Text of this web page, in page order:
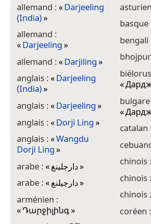
allemand :«Darjeeling
(India)»
allemand :
«Darjeeling»
allemand :«Darjiling»
anglais :«Darjeeling
(India)»
anglais :«Darjeeling»
anglais :«Dorji Ling»
anglais :«Wangdu
Dorji Ling»
arabe :«دارجلينغ»
arabe :«دارجيلنغ»
arménien :
«Դարջիլինգ»
basque
bengali
«
«
catalan
chinois :
chinois :
chinois :
coréen :